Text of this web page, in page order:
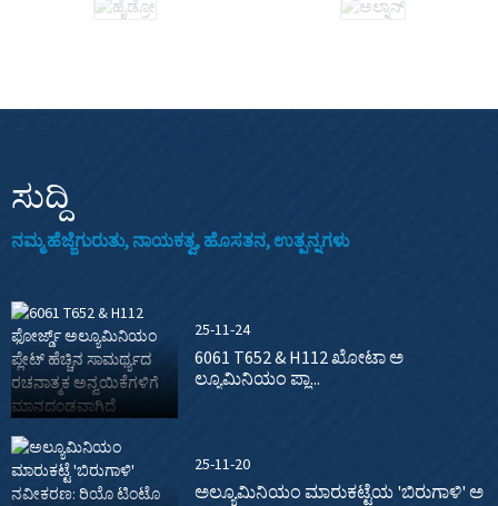
ಸುದ್ದಿ
ನಮ್ಮ ಹೆಜ್ಜೆಗುರುತು, ನಾಯಕತ್ವ, ಹೊಸತನ, ಉತ್ಪನ್ನಗಳು
25-11-24
6061 T652 & H112 ಖೋಟಾ ಅ
ಲ್ಯೂಮಿನಿಯಂ ಪ್ಲಾ...
25-11-20
ಅಲ್ಯೂಮಿನಿಯಂ ಮಾರುಕಟ್ಟೆಯ 'ಬಿರುಗಾಳಿ' ಅ